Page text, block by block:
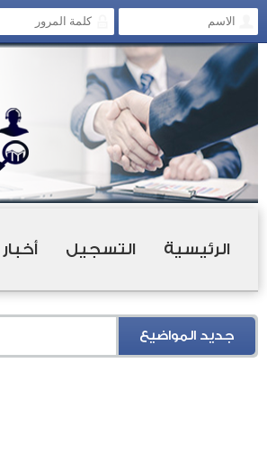
الرئيسية التسجيل
جديد المواضيع